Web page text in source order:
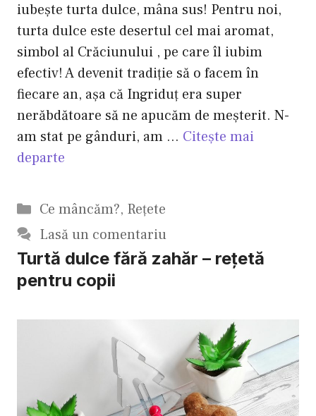
iubește turta dulce, mâna sus! Pentru noi,
turta dulce este desertul cel mai aromat,
simbol al Crăciunului , pe care îl iubim
efectiv! A devenit tradiție să o facem în
fiecare an, așa că Ingriduț era super
nerăbdătoare să ne apucăm de meșterit. N-
am stat pe gânduri, am … Citește mai
departe
Categorii
Ce mâncăm?, Reţete
Lasă un comentariu
Turtă dulce fără zahăr – reţetă
pentru copii